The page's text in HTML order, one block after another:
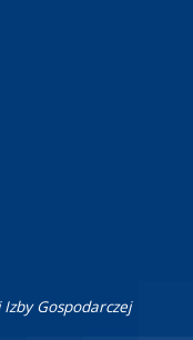
Gospodarczej